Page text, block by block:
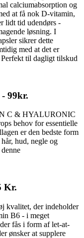
calciumabsorption og
at få nok D-vitamin,
lidt tid udendørs -
løsning. I
sikrer dette
med at det er
til dagligt tilskud
99kr.
C & HYALURONIC
behov for essentielle
er den bedste form
hud, negle og
Kr.
kvalitet, der indeholder
B6 - i meget
fås i form af let-at-
ønsker at supplere